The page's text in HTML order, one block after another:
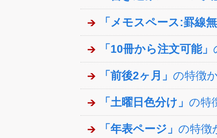
「メモスペース:罫線
「10冊から注文可能」
「前後2ヶ月」 の特徴
「土曜日色分け」 の特
「年表ページ」 の特徴